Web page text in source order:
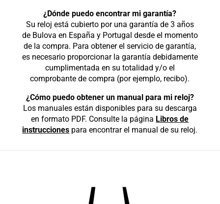
¿Dónde puedo encontrar mi garantía?
Su reloj está cubierto por una garantía de 3 años
de Bulova en España y Portugal desde el momento
de la compra. Para obtener el servicio de garantía,
es necesario proporcionar la garantía debidamente
cumplimentada en su totalidad y/o el
comprobante de compra (por ejemplo, recibo).
¿Cómo puedo obtener un manual para mi reloj?
Los manuales están disponibles para su descarga
en formato PDF. Consulte la página Libros de
instrucciones para encontrar el manual de su reloj.